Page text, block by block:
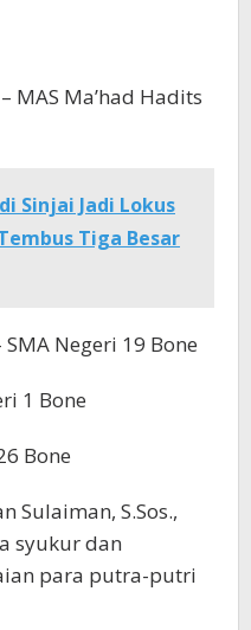
MAS Ma’had Hadits
Sinjai Jadi Lokus
Tiga Besar
Negeri 19 Bone
1 Bone
Bone
Sulaiman, S.Sos.,
syukur dan
para putra-putri